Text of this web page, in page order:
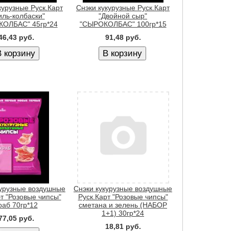
Руск.Карт
колбаски"
45гр*24
руб.
Снэки кукурузные Руск.Карт
"Двойной сыр"
"СЫРОКОЛБАС" 100гр*15
91,48 руб.
воздушные
"Розовые чипсы"
70гр*12
руб.
Снэки кукурузные воздушные
Руск.Карт "Розовые чипсы"
сметана и зелень (НАБОР
1+1) 30гр*24
18,81 руб.